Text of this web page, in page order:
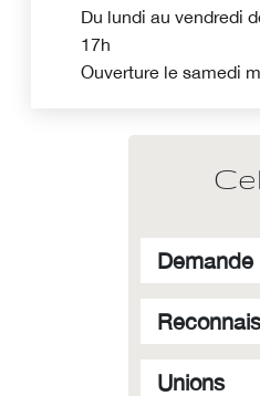
Du lundi au vendredi
17h
Ouverture le samedi
Demande
Unions